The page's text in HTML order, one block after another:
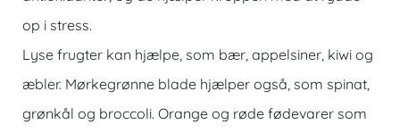
op i stress.
Lyse frugter kan hjælpe, som bær, appelsiner, kiwi og
æbler. Mørkegrønne blade hjælper også, som spinat,
grønkål og broccoli. Orange og røde fødevarer som